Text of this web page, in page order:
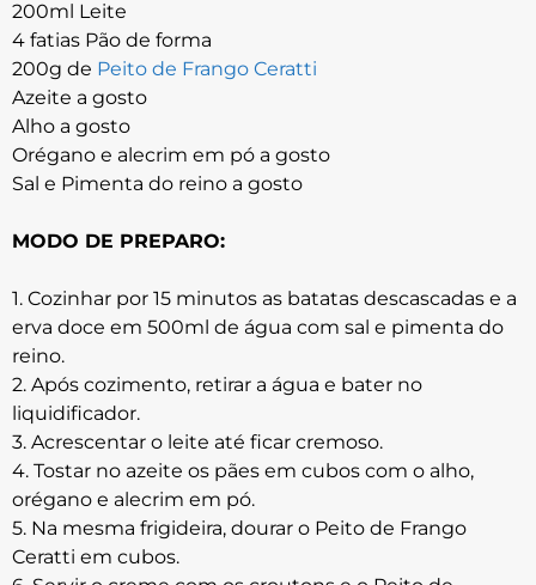
200ml Leite
4 fatias Pão de forma
200g de Peito de Frango Ceratti
Azeite a gosto
Alho a gosto
Orégano e alecrim em pó a gosto
Sal e Pimenta do reino a gosto
MODO DE PREPARO:
1. Cozinhar por 15 minutos as batatas descascadas e a
erva doce em 500ml de água com sal e pimenta do
reino.
2. Após cozimento, retirar a água e bater no
liquidificador.
3. Acrescentar o leite até ficar cremoso.
4. Tostar no azeite os pães em cubos com o alho,
orégano e alecrim em pó.
5. Na mesma frigideira, dourar o Peito de Frango
Ceratti em cubos.